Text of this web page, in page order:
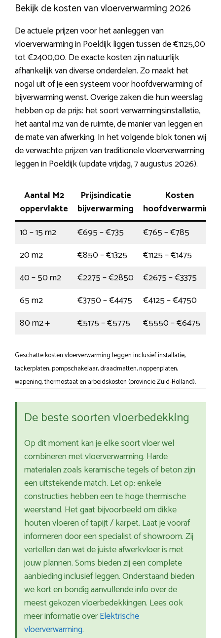
Bekijk de kosten van vloerverwarming 2026
De actuele prijzen voor het aanleggen van
vloerverwarming in Poeldijk liggen tussen de €1125,00
tot €2400,00. De exacte kosten zijn natuurlijk
afhankelijk van diverse onderdelen. Zo maakt het
nogal uit of je een systeem voor hoofdverwarming of
bijverwarming wenst. Overige zaken die hun weerslag
hebben op de prijs: het soort verwarmingsinstallatie,
het aantal m2 van de ruimte, de manier van leggen en
de mate van afwerking. In het volgende blok tonen wij
de verwachte prijzen van traditionele vloerverwarming
leggen in Poeldijk (update vrijdag, 7 augustus 2026).
Aantal M2
oppervlakte
Prijsindicatie
bijverwarming
Kosten
hoofdverwarming
10 – 15 m2
€695 – €735
€765 – €785
20 m2
€850 – €1325
€1125 – €1475
40 – 50 m2
€2275 – €2850
€2675 – €3375
65 m2
€3750 – €4475
€4125 – €4750
80 m2 +
€5175 – €5775 €5550 – €6475
Geschatte kosten vloerverwarming leggen inclusief installatie,
tackerplaten, pompschakelaar, draadmatten, noppenplaten,
wapening, thermostaat en arbeidskosten (provincie Zuid-Holland).
De beste soorten vloerbedekking
Op dit moment kan je elke soort vloer wel
combineren met vloerverwarming. Harde
materialen zoals keramische tegels of beton zijn
een uitstekende match. Let op: enkele
constructies hebben een te hoge thermische
weerstand. Het gaat bijvoorbeeld om dikke
houten vloeren of tapijt / karpet. Laat je vooraf
informeren door een specialist of showroom. Zij
vertellen dan wat de juiste afwerkvloer is met
jouw plannen. Soms bieden zij een complete
aanbieding inclusief leggen. Onderstaand bieden
we kort en bondig aanvullende info over de
meest gekozen vloerbedekkingen. Lees ook
meer informatie overElektrische
vloerverwarming.